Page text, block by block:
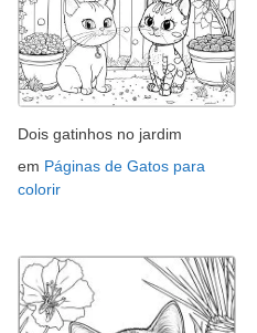
Dois gatinhos no jardim
em Páginas de Gatos para
colorir